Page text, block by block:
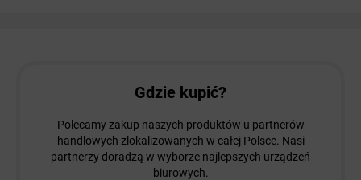
Gdzie kupić?
Polecamy zakup naszych produktów u partnerów
handlowych zlokalizowanych w całej Polsce. Nasi
partnerzy doradzą w wyborze najlepszych urządzeń
biurowych.